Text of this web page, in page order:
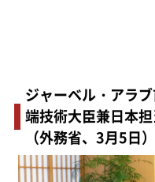
ジャーベル・アラ
端技術大臣兼日本
（外務省、3月5日）